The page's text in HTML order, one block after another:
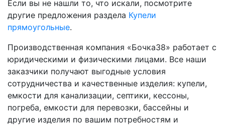
Если вы не нашли то, что искали, посмотрите
другие предложения раздела Купели
прямоугольные.
Производственная компания «Бочка38» работает с
юридическими и физическими лицами. Все наши
заказчики получают выгодные условия
сотрудничества и качественные изделия: купели,
емкости для канализации, септики, кессоны,
погреба, емкости для перевозки, бассейны и
другие изделия по вашим потребностям и